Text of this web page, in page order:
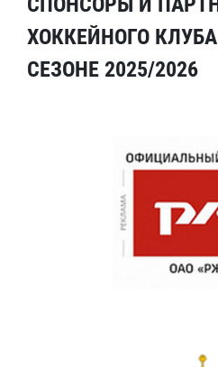
ХОККЕЙНОГО
СЕЗОНЕ 2025/2026